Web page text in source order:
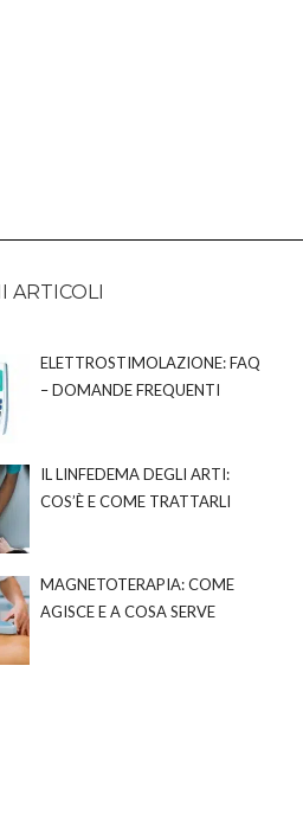
ARTICOLI
ELETTROSTIMOLAZIONE: FAQ
– DOMANDE FREQUENTI
IL LINFEDEMA DEGLI ARTI:
COS’È E COME TRATTARLI
MAGNETOTERAPIA: COME
AGISCE E A COSA SERVE